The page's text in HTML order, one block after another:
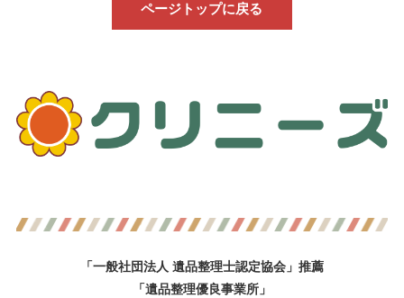
ページトップに戻る
「一般社団法人 遺品整理士認定協会」推薦
「遺品整理優良事業所」